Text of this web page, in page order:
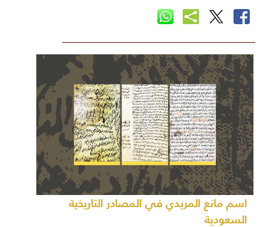
اسم مانع المريدي في المصادر التاريخية
السعودية